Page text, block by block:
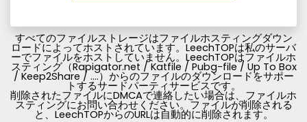
すべてのファイルストレージはファイルホスティングダウン
ロードによってホストされています。LeechTOPは私のサーバ
ーでファイルをホストしていません。LeechTOPはファイルホ
スティング（Rapigator.net / Katfile / Pubg-file / Up To Box
/ Keep2Share / ....）からのファイルのダウンロードをサポー
トするサードパーティサービスです。
削除されたファイルにDMCAで連絡したい場合は、ファイルホ
スティングにお問い合わせください。ファイルが削除される
と、LeechTOPからのURLは自動的に削除されます。